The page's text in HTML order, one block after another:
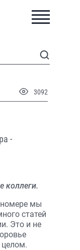
3092
-
коллеги.
мы
статей
Это и не
целом.